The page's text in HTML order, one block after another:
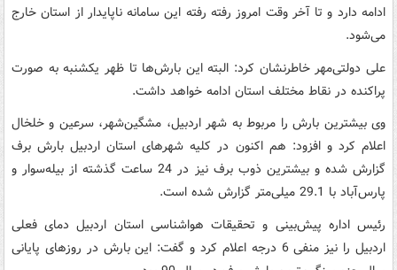
ادامه دارد و تا آخر وقت امروز رفته رفته این سامانه ناپایدار از استان خارج
می‌شود.
علی دولتی‌مهر خاطرنشان کرد: البته این بارش‌ها تا ظهر یکشنبه به صورت
پراکنده در نقاط مختلف استان ادامه خواهد داشت.
وی بیشترین بارش را مربوط به شهر اردبیل، مشگین‌شهر، سرعین و خلخال
اعلام کرد و افزود: هم اکنون در کلیه شهرهای استان اردبیل بارش برف
گزارش شده و بیشترین ذوب برف نیز در 24 ساعت گذشته از بیله‌سوار و
پارس‌آباد با 29.1 میلی‌متر گزارش شده است.
رئیس اداره پیش‌بینی و تحقیقات هواشناسی استان اردبیل دمای فعلی
اردبیل را نیز منفی 6 درجه اعلام کرد و گفت:‌ این بارش در روزهای پایانی